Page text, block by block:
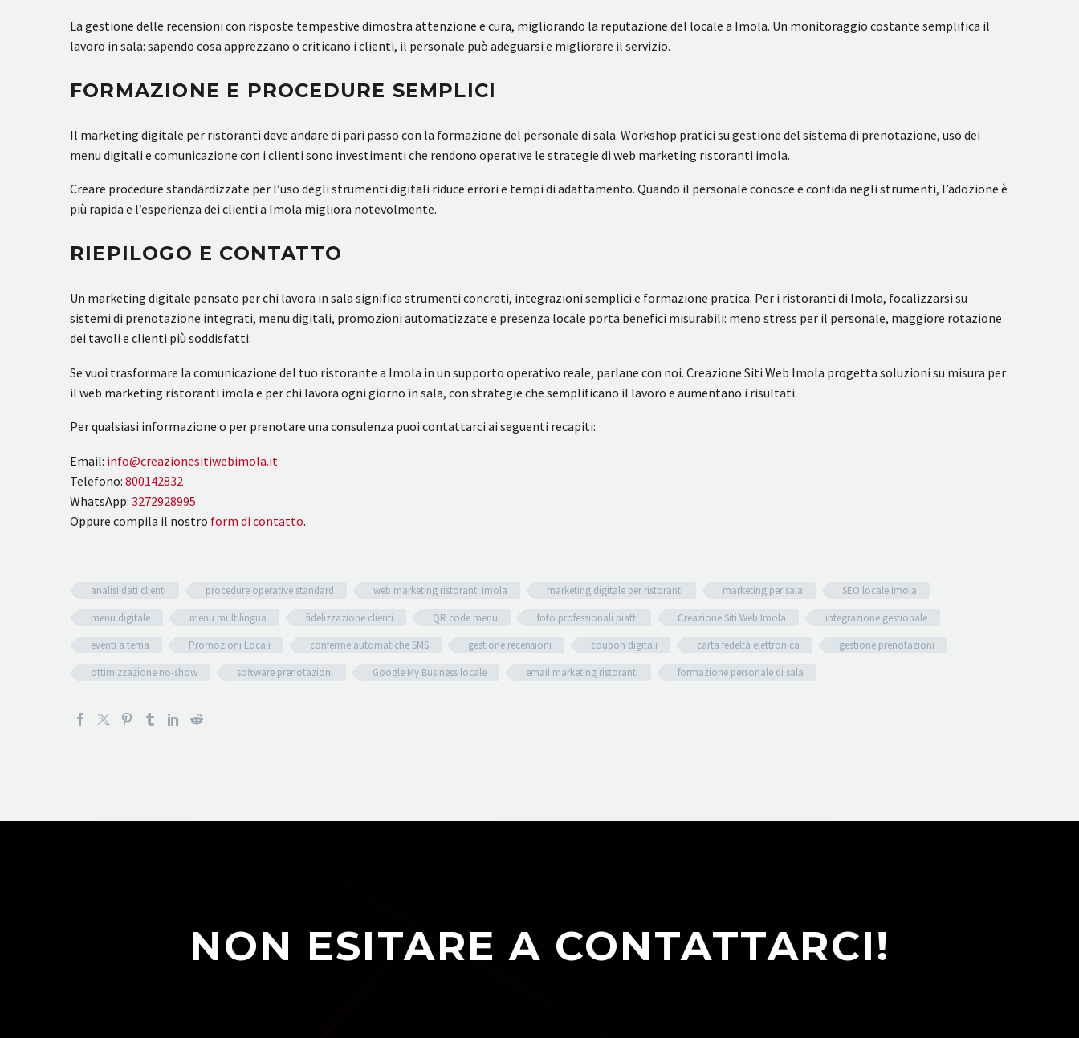
La gestione delle recensioni con risposte tempestive dimostra attenzione e cura, migliorando la reputazione del locale a Imola. Un monitoraggio costante semplifica il
lavoro in sala: sapendo cosa apprezzano o criticano i clienti, il personale può adeguarsi e migliorare il servizio.
FORMAZIONE E PROCEDURE SEMPLICI
Il marketing digitale per ristoranti deve andare di pari passo con la formazione del personale di sala. Workshop pratici su gestione del sistema di prenotazione, uso dei
menu digitali e comunicazione con i clienti sono investimenti che rendono operative le strategie di web marketing ristoranti imola.
Creare procedure standardizzate per l’uso degli strumenti digitali riduce errori e tempi di adattamento. Quando il personale conosce e confida negli strumenti, l’adozione è
più rapida e l’esperienza dei clienti a Imola migliora notevolmente.
RIEPILOGO E CONTATTO
Un marketing digitale pensato per chi lavora in sala significa strumenti concreti, integrazioni semplici e formazione pratica. Per i ristoranti di Imola, focalizzarsi su
sistemi di prenotazione integrati, menu digitali, promozioni automatizzate e presenza locale porta benefici misurabili: meno stress per il personale, maggiore rotazione
dei tavoli e clienti più soddisfatti.
Se vuoi trasformare la comunicazione del tuo ristorante a Imola in un supporto operativo reale, parlane con noi. Creazione Siti Web Imola progetta soluzioni su misura per
il web marketing ristoranti imola e per chi lavora ogni giorno in sala, con strategie che semplificano il lavoro e aumentano i risultati.
Per qualsiasi informazione o per prenotare una consulenza puoi contattarci ai seguenti recapiti:
Email: info@creazionesitiwebimola.it
Telefono: 800142832
WhatsApp: 3272928995
Oppure compila il nostro form di contatto.
analisi dati clienti procedure operative standard web marketing ristoranti Imola marketing digitale per ristoranti marketing per sala
SEO locale Imola
menu digitale
menu multilingua fidelizzazione clienti QR code menu foto professionali piatti Creazione Siti Web Imola
integrazione gestionale
eventi a tema
Promozioni Locali conferme automatiche SMS gestione recensioni coupon digitali carta fedeltà elettronica
gestione prenotazioni
ottimizzazione no-show
software prenotazioni Google My Business locale email marketing ristoranti formazione personale di sala
NON ESITARE A CONTATTARCI!